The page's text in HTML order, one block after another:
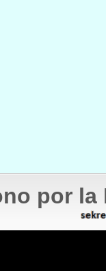
por